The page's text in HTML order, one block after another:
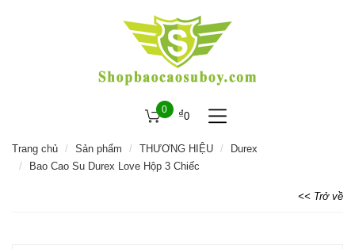
0
0
₫
Trang chủ Sản phẩm THƯƠNG HIỆU
Durex
Bao Cao Su Durex Love Hộp 3 Chiếc
<< Trở về